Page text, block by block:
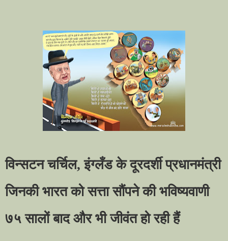
विन्सटन चर्चिल,इंग्लँड के दूरदर्शी प्रधानमंत्री
जिनकी भारत को सत्ता सौंपने की भविष्यवाणी
७५ सालों बाद और भी जीवंत हो रही हैं